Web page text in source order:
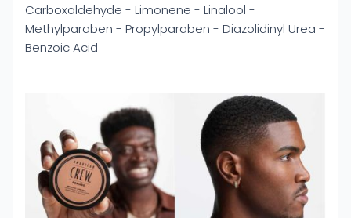
Carboxaldehyde - Limonene - Linalool -
Methylparaben - Propylparaben - Diazolidinyl Urea -
Benzoic Acid